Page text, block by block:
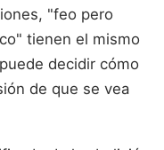
"feo pero
tienen el mismo
decidir cómo
de que se vea